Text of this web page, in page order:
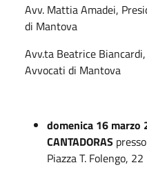
Avv. Mattia Amadei,
di Mantova
Avv.ta Beatrice
Avvocati di Mantova
domenica 16 marzo
CANTADORAS
Piazza T. Folengo, 22